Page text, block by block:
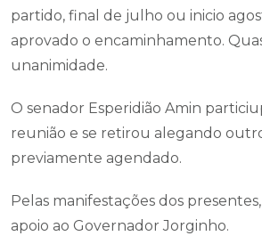
partido, final de julho ou inicio
aprovado o encaminhamento.
unanimidade.
O senador Esperidião Amin
reunião e se retirou alegando
previamente agendado.
Pelas manifestações dos
apoio ao Governador Jorginho.